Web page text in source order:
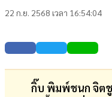
22 ก.ย. 2568 เวลา 16:54:04
กิ๊บ พิมพ์ชนก จิตชู
บันเทิง
ตรวจ
หวย